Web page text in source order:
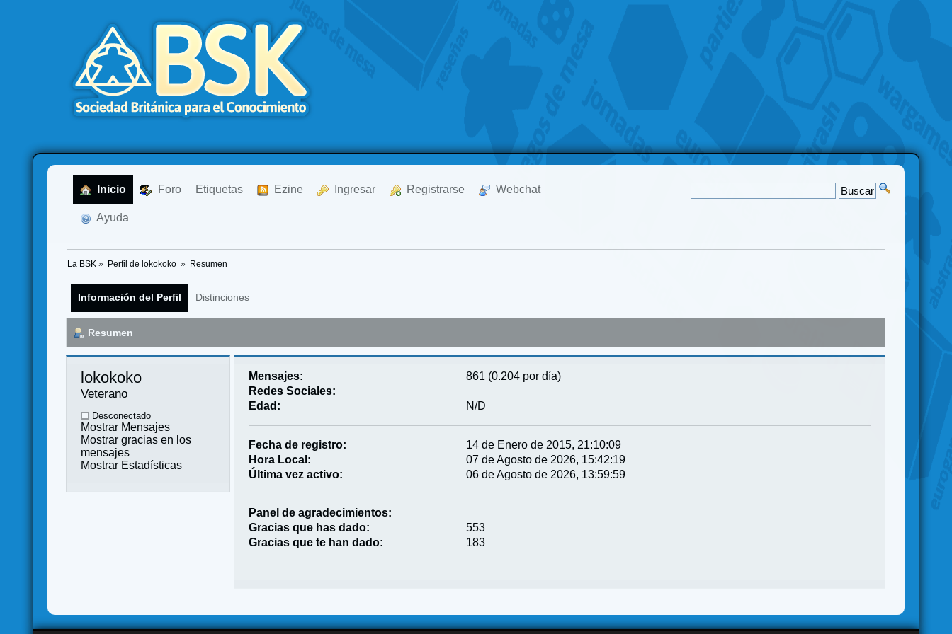
Inicio Foro Etiquetas Ezine Ingresar Registrarse Webchat
Ayuda
La BSK » Perfil de lokokoko » Resumen
Información del Perfil Distinciones
Resumen
lokokoko
Veterano
Desconectado
Mostrar Mensajes
Mostrar gracias en los
mensajes
Mostrar Estadísticas
Mensajes:
861 (0.204 por día)
Redes Sociales:
Edad:
N/D
Fecha de registro:
14 de Enero de 2015, 21:10:09
Hora Local:
07 de Agosto de 2026, 15:42:19
Última vez activo:
06 de Agosto de 2026, 13:59:59
Panel de agradecimientos:
Gracias que has dado:
553
Gracias que te han dado:
183